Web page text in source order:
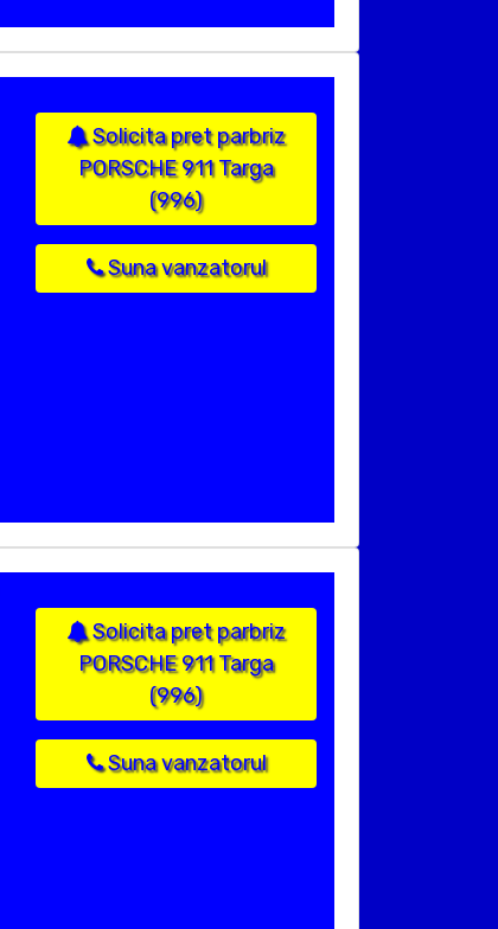
Solicita pret parbriz
PORSCHE 911 Targa
(996)
Suna vanzatorul
Solicita pret parbriz
PORSCHE 911 Targa
(996)
Suna vanzatorul